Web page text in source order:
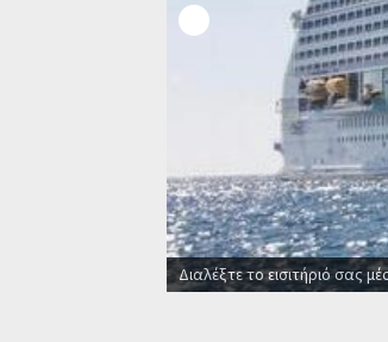
Διαλέξτε το εισιτήριό σας